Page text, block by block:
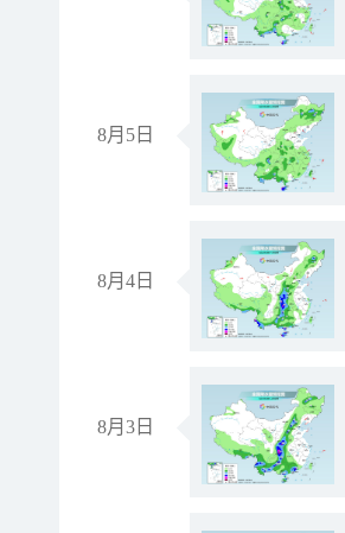
8月5日
8月4日
8月3日